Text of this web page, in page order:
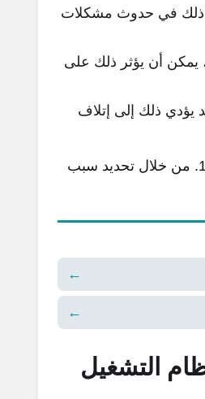
ذلك في حدوث مشكلات
يمكن أن يؤثر ذلك على
يؤدي ذلك إلى إتلاف
هذه أسباب شائعة قد تجعلك تواجه مشكلة عدم وجود صوت عبر مكبرات الصوت في ويندوز 11. من خلال تحديد سبب
←
←
التشغيل